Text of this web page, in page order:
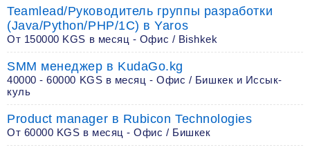
Teamlead/Руководитель группы разработки
(Java/Python/PHP/1C) в Yaros
От 150000 KGS в месяц - Офис / Bishkek
SMM менеджер в KudaGo.kg
40000 - 60000 KGS в месяц - Офис / Бишкек и Иссык-
куль
Product manager в Rubicon Technologies
От 60000 KGS в месяц - Офис / Бишкек